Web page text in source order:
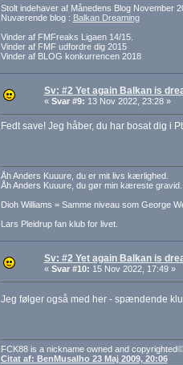
Stolt indehaver af Månedens Blog November
Nuværende blog : Balkan Dreaming
Vinder af FMFreaks Ligaen 14/15.
Vinder af FMF udfordre dig 2015
Vinder af BLOG konkurrencen 2018
Sv: #2 Yet again Balkan is
« Svar #9: 13 Nov 2022, 23:28 »
Fedt save! Jeg håber, du har bosat dig i
Åh Anders Kuuure, du er mit livs kærlighed.
Åh Anders Kuuure, du gør min kæreste gravid.
Dioh Williams = Samme niveau som George
Lars Pleidrup fan klub for livet.
Sv: #2 Yet again Balkan is
« Svar #10: 15 Nov 2022, 17:49 »
Jeg følger også med her - spændende
FCK88 is a nickname owned and
Citat af: BenMusalho 23 Maj 2009, 20:06